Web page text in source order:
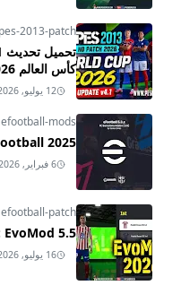
pes-2013-patch
كأس العالم 2026
12 يوليو, 2026
efootball-mods
2025
6 فبراير, 2026
efootball-patch
5.5
16 يوليو, 2026